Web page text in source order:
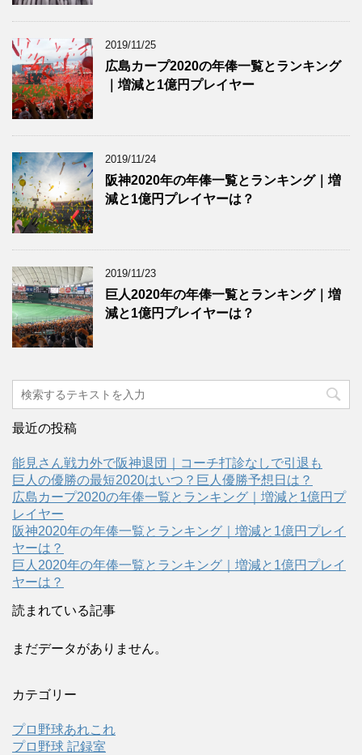
2019/11/25
広島カープ2020の年俸一覧とランキング
｜増減と1億円プレイヤー
2019/11/24
阪神2020年の年俸一覧とランキング｜増
減と1億円プレイヤーは？
2019/11/23
巨人2020年の年俸一覧とランキング｜増
減と1億円プレイヤーは？
最近の投稿
能見さん戦力外で阪神退団｜コーチ打診なしで引退も
巨人の優勝の最短2020はいつ？巨人優勝予想日は？
広島カープ2020の年俸一覧とランキング｜増減と1億円プ
レイヤー
阪神2020年の年俸一覧とランキング｜増減と1億円プレイ
ヤーは？
巨人2020年の年俸一覧とランキング｜増減と1億円プレイ
ヤーは？
読まれている記事
まだデータがありません。
カテゴリー
プロ野球あれこれ
プロ野球 記録室